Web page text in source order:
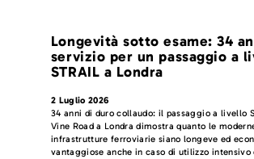
Longevità sotto esame: 34
servizio per un passaggio a
STRAIL a Londra
2 Luglio 2026
34 anni di duro collaudo: il passaggio a livello
Vine Road a Londra dimostra quanto le
infrastrutture ferroviarie siano longeve ed
vantaggiose anche in caso di utilizzo intensivo